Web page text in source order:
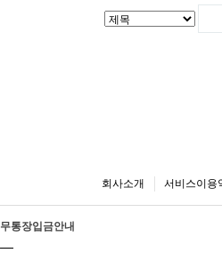
회사소개 서비스이용
무통장입금안내